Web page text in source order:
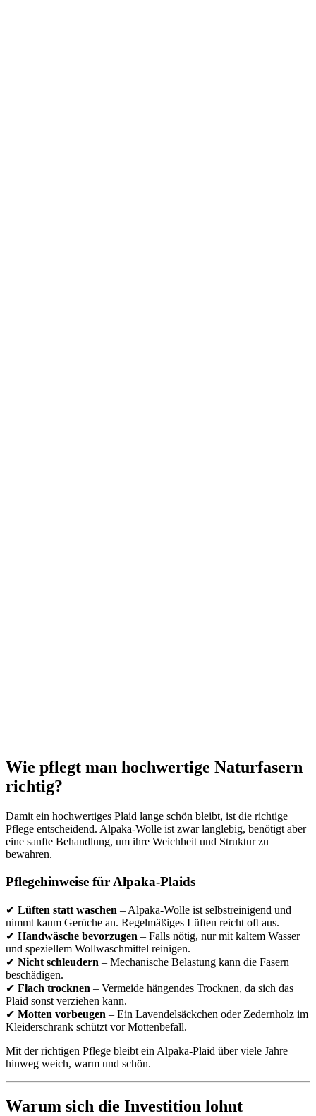
Wie pflegt man hochwertige Naturfasern
richtig?
Damit ein hochwertiges Plaid lange schön bleibt, ist die richtige
Pflege entscheidend. Alpaka-Wolle ist zwar langlebig, benötigt aber
eine sanfte Behandlung, um ihre Weichheit und Struktur zu
bewahren.
Pflegehinweise für Alpaka-Plaids
✔ Lüften statt waschen – Alpaka-Wolle ist selbstreinigend und
nimmt kaum Gerüche an. Regelmäßiges Lüften reicht oft aus.
✔ Handwäsche bevorzugen – Falls nötig, nur mit kaltem Wasser
und speziellem Wollwaschmittel reinigen.
✔ Nicht schleudern – Mechanische Belastung kann die Fasern
beschädigen.
✔ Flach trocknen – Vermeide hängendes Trocknen, da sich das
Plaid sonst verziehen kann.
✔ Motten vorbeugen – Ein Lavendelsäckchen oder Zedernholz im
Kleiderschrank schützt vor Mottenbefall.
Mit der richtigen Pflege bleibt ein Alpaka-Plaid über viele Jahre
hinweg weich, warm und schön.
Warum sich die Investition lohnt